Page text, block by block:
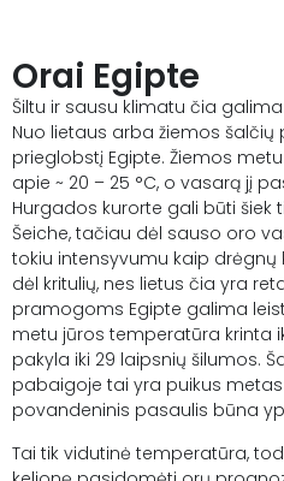
Orai Egipte
Šiltu ir sausu klimatu čia
Nuo lietaus arba žiemos šalčių
prieglobstį Egipte. Žiemos
apie ~ 20 – 25 °C, o vasarą jį
Hurgados kurorte gali būti šiek
Šeiche, tačiau dėl sauso oro
tokiu intensyvumu kaip drėgnų
dėl kritulių, nes lietus čia yra
pramogoms Egipte galima
metu jūros temperatūra krinta
pakyla iki 29 laipsnių šilumos.
pabaigoje tai yra puikus
povandeninis pasaulis būna
Tai tik vidutinė temperatūra,